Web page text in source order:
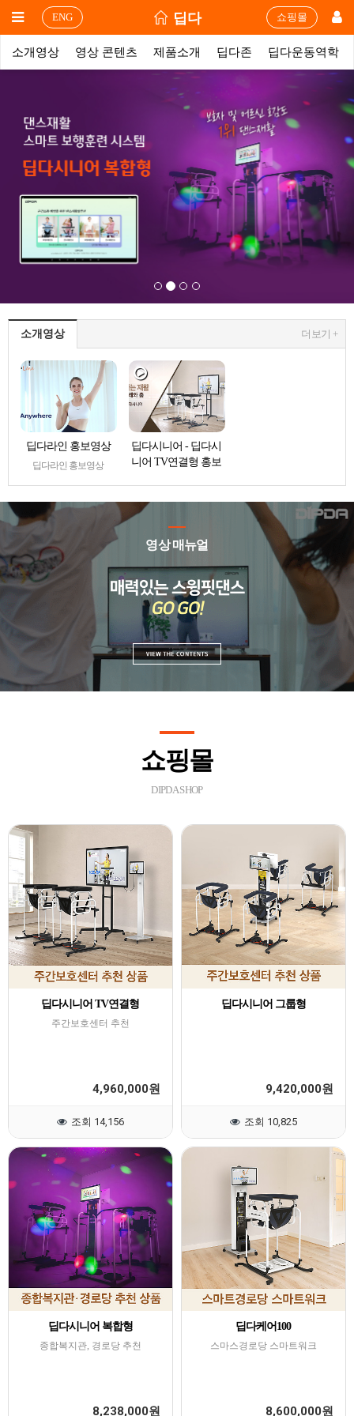
ENG 딥다 쇼핑몰
소개영상 영상 콘텐츠 제품소개 딥다존 딥다운동역학
소개영상 더보기 +
딥다라인 홍보영상
딥다라인 홍보영상
딥다시니어 - 딥다시
니어 TV연결형 홍보
TV연결형 홍보영상
영상 매뉴얼
쇼핑몰
DIPDA SHOP
딥다시니어 TV연결형
주간보호센터 추천
4,960,000원
조회 14,156
딥다시니어 그룹형
9,420,000원
조회 10,825
딥다시니어 복합형
종합복지관, 경로당 추천
8,238,000원
딥다케어100
스마스경로당 스마트워크
8,600,000원